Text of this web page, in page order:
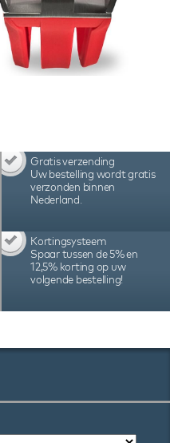
Gratis verzending
Uw bestelling wordt gratis
verzonden binnen
Nederland.
Kortingsysteem
Spaar tussen de 5% en
12,5% korting op uw
volgende bestelling!